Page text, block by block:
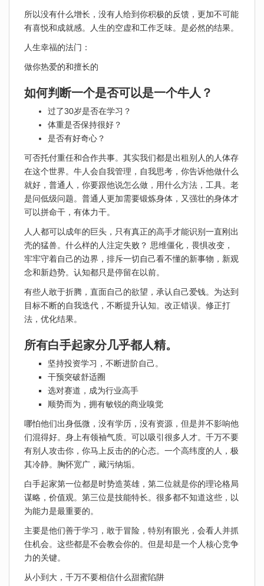
所以没有什么增长，没有人给到你积极的反馈，更加不可能
有喜悦和成就感。人生的空虚和工作乏味。是必然的结果。
人生幸福的法门：
做你热爱的和擅长的
如何判断一个是否可以是一个牛人？
过了30岁是否在学习？
体重是否保持很好？
是否有好奇心？
可否托付重任和合作共事。其实我们都是出租别人的人体存
在这个世界。牛人会自我管理，自我思考，你告诉他做什么
就好，普通人，你要跟他说怎么做，用什么方法，工具。老
是问低级问题。普通人更加需要锻炼身体，又强壮的身体才
可以拼命干，有体力干。
人人都可以成年的巨头，只有真正的高手才能识别一直刚出
壳的猛兽。什么样的人注定失败？ 思维僵化，畏惧改变，
牢牢守着自己的边界，排斥一切自己看不懂的新事物，新观
念和新趋势。认知都只是停留在以前。
有些人敢于折腾，直面自己的欲望，承认自己爱钱。为达到
目标不断的自我迭代，不断提升认知。改正错误。修正打
法，优化结果。
所有白手起家分几乎都人精。
坚持投资学习，不断进阶自己。
干预突破舒适圈
选对赛道，成为行业高手
顺势而为，拥有敏锐的商业嗅觉
哪怕他们出身低微，没有学历，没有资源，但是并不影响他
们混得好。身上有领袖气质。可以吸引很多人才。千万不要
有别人攻击你，你马上反击的的心态。一个高纬度的人，极
其冷静。胸怀宽广，藏污纳垢。
白手起家第一位都是时势造英雄，第二位就是你的理论格局
谋略，价值观。第三位是技能特长。很多都不知道这些，以
为能力是最重要的。
主要是他们善于学习，敢于冒险，特别有眼光，会看人并抓
住机会。这些都是不会教会你的。但是却是一个人核心竞争
力的关键。
从小到大，千万不要相信什么甜蜜陷阱